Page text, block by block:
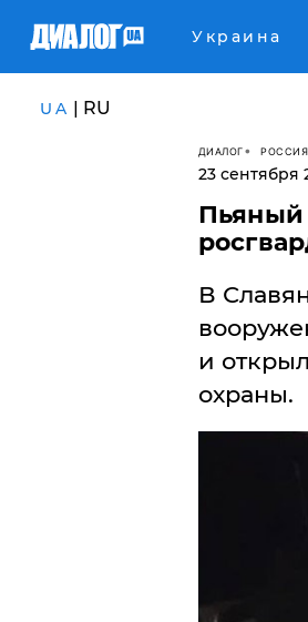
Украина
UA | RU
ДИАЛОГ РОССИЯ
23 сентября
Пьяный
В
и
охраны.